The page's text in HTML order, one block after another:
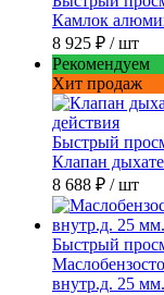
Камлок
8 925 ₽ / шт
Рекомендуем
Хит продаж
Быстрый
Клапан
8 688 ₽ / шт
Быстрый
внутр.д. 25